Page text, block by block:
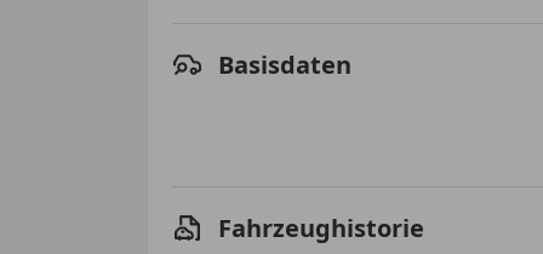
Basisdaten
Fahrzeughistorie